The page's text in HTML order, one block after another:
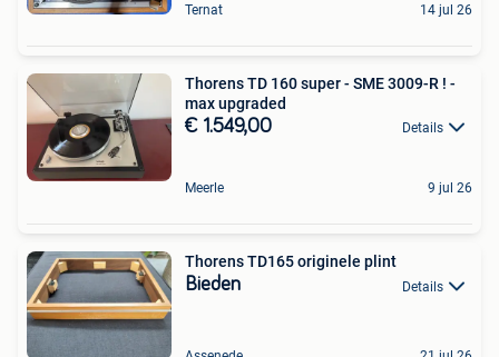
Ternat 14 jul 26
Thorens TD 160 super - SME 3009-R ! -
max upgraded
€ 1.549,00 Details
Meerle 9 jul 26
Thorens TD165 originele plint
Bieden Details